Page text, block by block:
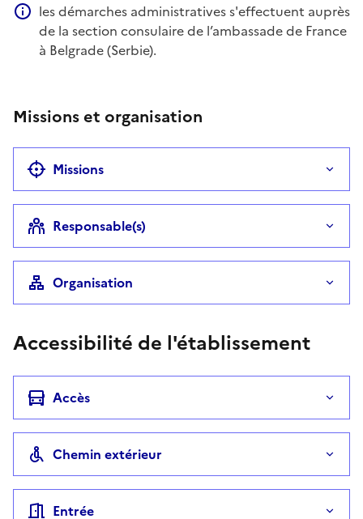
Information complémentaire
les démarches administratives s'effectuent auprès
de la section consulaire de l’ambassade de France
à Belgrade (Serbie).
Missions et organisation
Missions
Responsable(s)
Organisation
Accessibilité de l'établissement
Accès
Chemin extérieur
Entrée